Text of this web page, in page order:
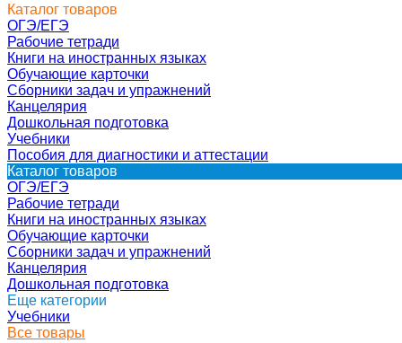
Каталог товаров
ОГЭ/ЕГЭ
Рабочие тетради
Книги на иностранных языках
Обучающие карточки
Сборники задач и упражнений
Канцелярия
Дошкольная подготовка
Учебники
Пособия для диагностики и аттестации
Каталог товаров
ОГЭ/ЕГЭ
Рабочие тетради
Книги на иностранных языках
Обучающие карточки
Сборники задач и упражнений
Канцелярия
Дошкольная подготовка
Еще категории
Учебники
Все товары